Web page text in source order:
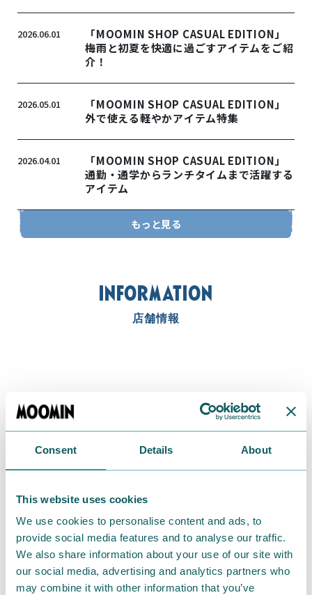
Consent Details About
This website uses cookies
We use cookies to personalise content and ads, to
provide social media features and to analyse our traffic.
We also share information about your use of our site with
our social media, advertising and analytics partners who
may combine it with other information that you’ve
2026.06.01
「MOOMIN SHOP CASUAL EDITION」
梅雨と初夏を快適に過ごすアイテムをご紹
介！
2026.05.01
「MOOMIN SHOP CASUAL EDITION」
外で使える軽やかアイテム特集
2026.04.01
「MOOMIN SHOP CASUAL EDITION」
通勤・通学からランチタイムまで活躍する
アイテム
もっと見る
INFORMATION
店舗情報